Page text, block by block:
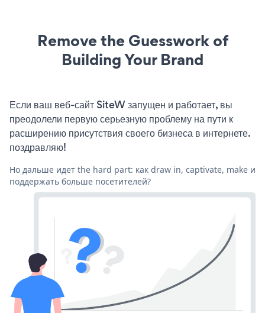
Remove the Guesswork of
Building Your Brand
Если ваш веб-сайт SiteW запущен и работает, вы
преодолели первую серьезную проблему на пути к
расширению присутствия своего бизнеса в интернете.
поздравляю!
Но дальше идет the hard part: как draw in, captivate, make и
поддержать больше посетителей?